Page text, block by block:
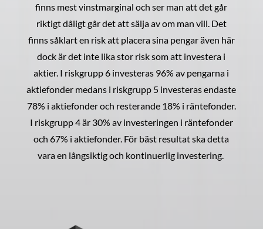
finns mest vinstmarginal och ser man att det går
riktigt dåligt går det att sälja av om man vill. Det
finns såklart en risk att placera sina pengar även här
dock är det inte lika stor risk som att investera i
aktier. I riskgrupp 6 investeras 96% av pengarna i
aktiefonder medans i riskgrupp 5 investeras endaste
78% i aktiefonder och resterande 18% i räntefonder.
I riskgrupp 4 är 30% av investeringen i räntefonder
och 67% i aktiefonder. För bäst resultat ska detta
vara en långsiktig och kontinuerlig investering.